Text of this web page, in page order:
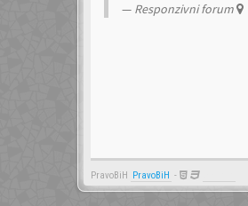
Responzivni forum
PravoBiH PravoBiH -